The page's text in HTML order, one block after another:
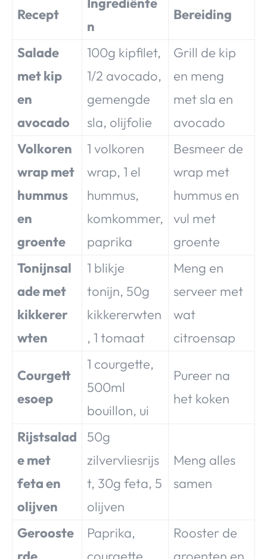
Recept
n
Bereiding
Salade
met kip
en
avocado
100g kipfilet,
1/2 avocado,
gemengde
sla, olijfolie
Grill de kip
en meng
met sla en
avocado
Volkoren
wrap met
hummus
en
groente
1 volkoren
wrap, 1 el
hummus,
komkommer,
paprika
Besmeer de
wrap met
hummus en
vul met
groente
Tonijnsal
ade met
kikkerer
wten
1 blikje
tonijn, 50g
kikkererwten
, 1 tomaat
Meng en
serveer met
wat
citroensap
Courgett
esoep
1 courgette,
500ml
bouillon, ui
Pureer na
het koken
Rijstsalad
e met
feta en
olijven
50g
zilvervliesrijs
t, 30g feta, 5
olijven
Meng alles
samen
Gerooste
Paprika,
Rooster de